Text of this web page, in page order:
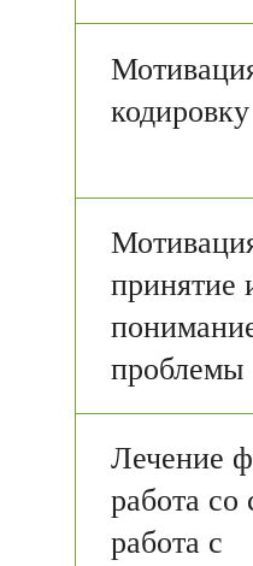
кодировку
принятие
проблемы
Лечение
работа со
работа с